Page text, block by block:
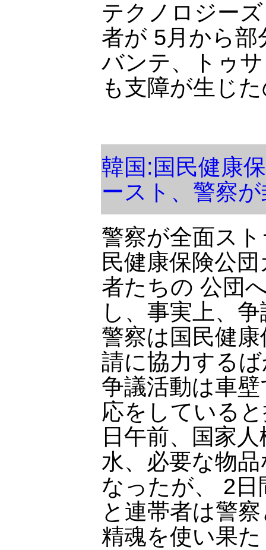
テクノロジー
者が 5月から
バンテ、トゥ
も支障が生じ
韓国:国民健康
ースト、警察
警察が全面ス
民健康保険公
者たちの 公団
し、事実上、
警察は国民健
請に協力する
争議活動は車
応をしている
日午前、国家
水、必要な物
なったが、 2
と連帯者は警
精魂を使い果